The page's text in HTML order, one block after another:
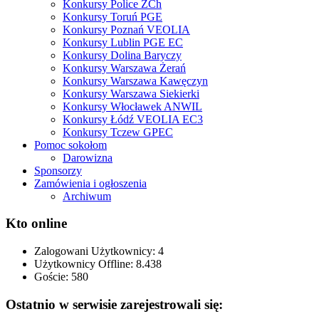
Konkursy Police ZCh
Konkursy Toruń PGE
Konkursy Poznań VEOLIA
Konkursy Lublin PGE EC
Konkursy Dolina Baryczy
Konkursy Warszawa Żerań
Konkursy Warszawa Kawęczyn
Konkursy Warszawa Siekierki
Konkursy Włocławek ANWIL
Konkursy Łódź VEOLIA EC3
Konkursy Tczew GPEC
Pomoc sokołom
Darowizna
Sponsorzy
Zamówienia i ogłoszenia
Archiwum
Kto online
Zalogowani Użytkownicy: 4
Użytkownicy Offline: 8.438
Goście: 580
Ostatnio w serwisie zarejestrowali się: